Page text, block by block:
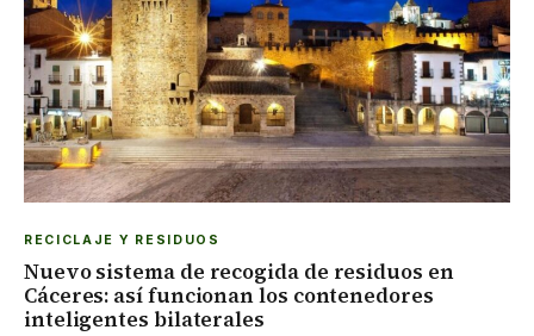
RECICLAJE Y RESIDUOS
Nuevo sistema de recogida de residuos en
Cáceres: así funcionan los contenedores
inteligentes bilaterales